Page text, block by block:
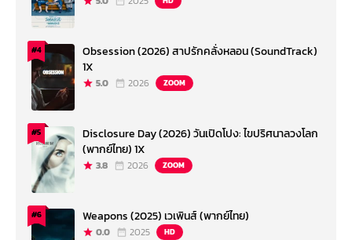
#4
Obsession (2026) สาปรักคลั่งหลอน (SoundTrack)
1X
5.0 2026 ZOOM
#5
Disclosure Day (2026) วันเปิดโปง: ไขปริศนาลวงโลก
(พากย์ไทย) 1X
3.8 2026 ZOOM
#6 Weapons (2025) เวเพินส์ (พากย์ไทย)
0.0 2025 HD